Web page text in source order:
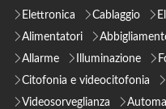
Elettronica
Cablaggio
Alimentatori
Allarme
Illuminazione
Citofonia e videocitofonia
Videosorveglianza